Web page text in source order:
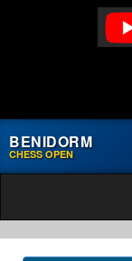
BENIDORM
CHESS OPEN